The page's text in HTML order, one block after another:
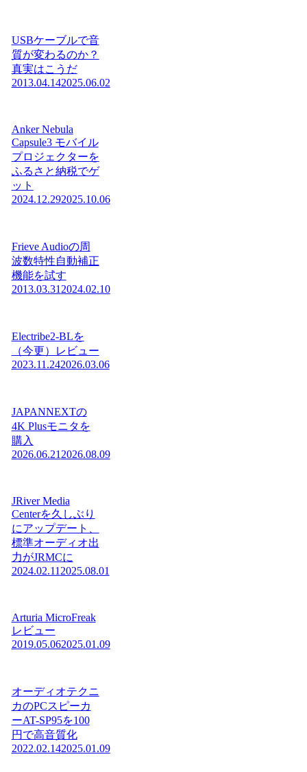
USBケーブルで音
質が変わるのか？
真実はこうだ
2013.04.142025.06.02
Anker Nebula
Capsule3 モバイル
プロジェクターを
ふるさと納税でゲ
ット
2024.12.292025.10.06
Frieve Audioの周
波数特性自動補正
機能を試す
2013.03.312024.02.10
Electribe2-BLを
（今更）レビュー
2023.11.242026.03.06
JAPANNEXTの
4K Plusモニタを
購入
2026.06.212026.08.09
JRiver Media
Centerを久しぶり
にアップデート、
標準オーディオ出
力がJRMCに
2024.02.112025.08.01
Arturia MicroFreak
レビュー
2019.05.062025.01.09
オーディオテクニ
カのPCスピーカ
ーAT-SP95を100
円で高音質化
2022.02.142025.01.09